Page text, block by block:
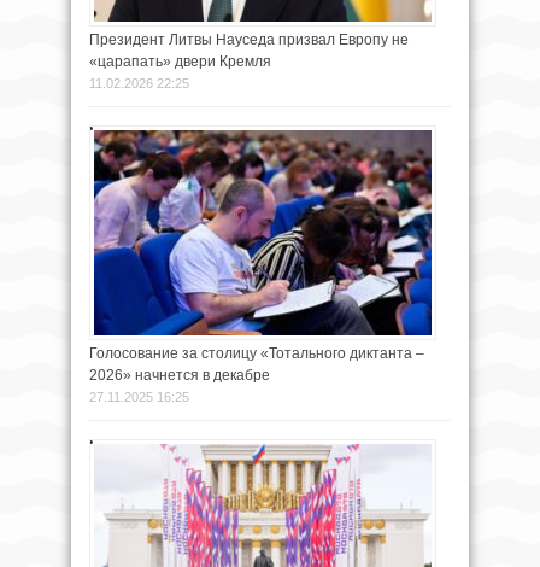
Президент Литвы Науседа призвал Европу не
«царапать» двери Кремля
11.02.2026 22:25
Голосование за столицу «Тотального диктанта –
2026» начнется в декабре
27.11.2025 16:25